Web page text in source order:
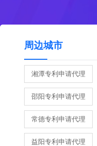
周边城市
湘潭专利申请代理
邵阳专利申请代理
常德专利申请代理
益阳专利申请代理